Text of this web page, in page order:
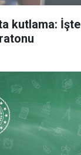
kutlama: İşte